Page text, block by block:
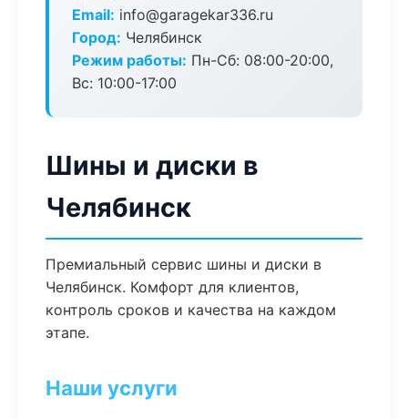
Email: info@garagekar336.ru
Город: Челябинск
Режим работы: Пн-Сб: 08:00-20:00,
Вс: 10:00-17:00
Шины и диски в
Челябинск
Премиальный сервис шины и диски в
Челябинск. Комфорт для клиентов,
контроль сроков и качества на каждом
этапе.
Наши услуги